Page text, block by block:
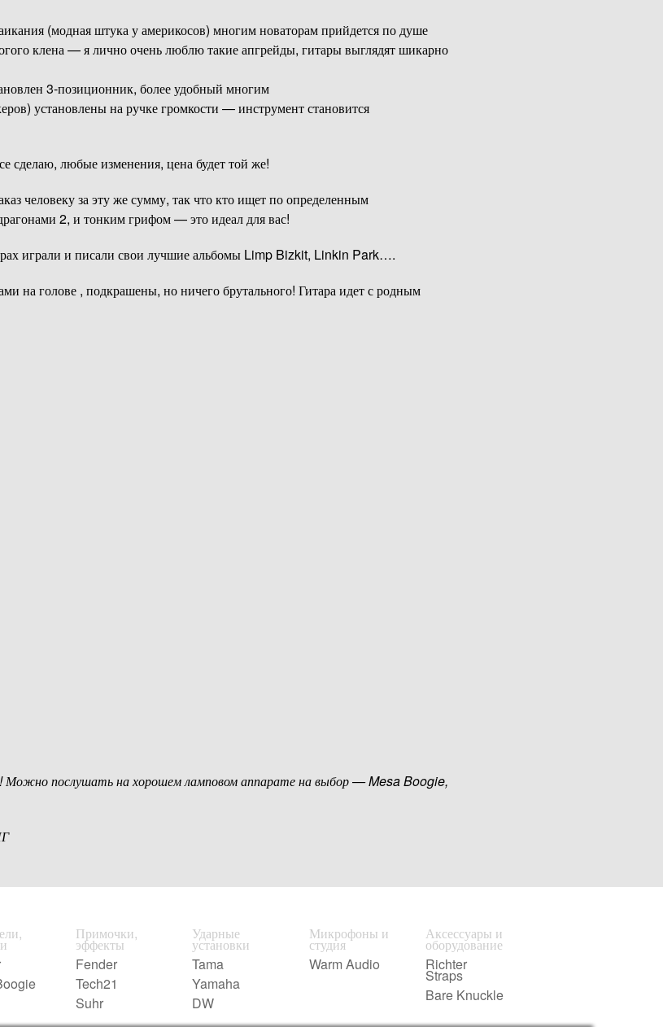
(модная штука у америкосов) многим новаторам прийдется по душе
клена — я лично очень люблю такие апгрейды, гитары выглядят шикарно
3-позиционник, более удобный многим
установлены на ручке громкости — инструмент становится
сделаю, любые изменения, цена будет той же!
человеку за эту же сумму, так что кто ищет по определенным
2, и тонким грифом — это идеал для вас!
играли и писали свои лучшие альбомы Limp Bizkit, Linkin Park….
на голове , подкрашены, но ничего брутального! Гитара идет с родным
Можно послушать на хорошем ламповом аппарате на выбор — Mesa Boogie,
Примочки,
эффекты
Fender
Tech21
Suhr
Ударные
установки
Tama
Yamaha
DW
Микрофоны и
студия
Warm Audio
Аксессуары и
оборудование
Richter
Straps
Bare Knuckle